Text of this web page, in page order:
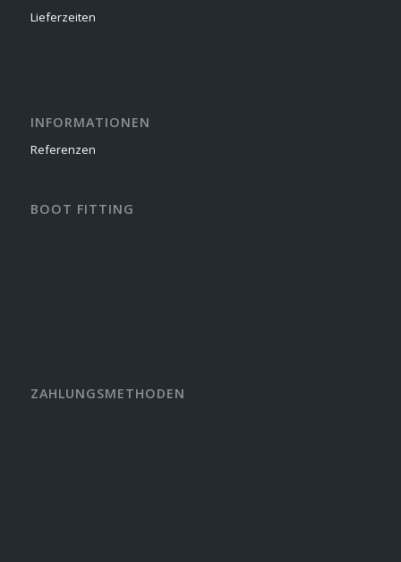
Lieferzeiten
INFORMATIONEN
Referenzen
BOOT FITTING
ZAHLUNGSMETHODEN